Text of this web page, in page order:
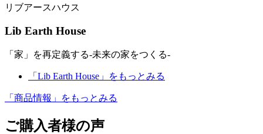
リブアースハウス
Lib Earth House
「家」を再定義する-未来の家をつくる-
「Lib Earth House」 をもっとみる
「商品情報」 をもっとみる
ご購入者様の声